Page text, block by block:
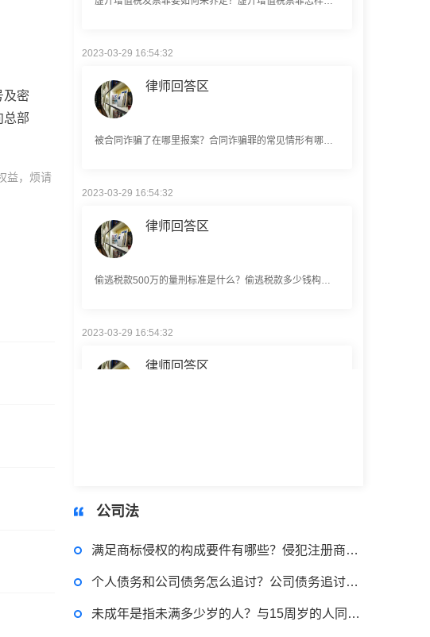
及密
总部
益，烦请
律师回答区
律师回答区
律师回答区
公司法
满足商标侵权的构成要件有哪些？侵犯注册商标专用权行为有哪些？
个人债务和公司债务怎么追讨？公司债务追讨的注意事项有哪些？
未成年是指未满多少岁的人？与15周岁的人同居犯法吗？